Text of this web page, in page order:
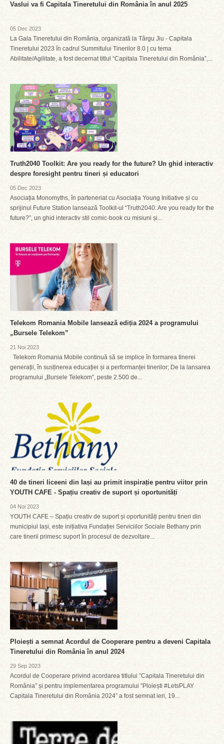
Vaslui va fi Capitala Tineretului din România în anul 2025
05 Dec 2023
La Gala Tineretului din România, organizată la Târgu Jiu - Capitala
Tineretului 2023 în cadrul Summitului Tinerilor 8.0 | cu tema
Abilitate/Agilitate, a fost decernat titlul “Capitala Tineretului din România”,...
Truth2040 Toolkit: Are you ready for the future? Un ghid interactiv
despre foresight pentru tineri și educatori
05 Dec 2023
Asociația Monomyths, în parteneriat cu Asociația Young Initiative și cu
sprijinul Future Station lansează Toolkit-ul “Truth2040: Are you ready for the
future?”, un ghid interactiv stil comic-book cu misiuni și...
Telekom Romania Mobile lansează ediția 2024 a programului
„Bursele Telekom”
21 Noi 2023
Telekom Romania Mobile continuă să se implice în formarea tinerei
generații, în susținerea educației și a performanței tinerilor; De la lansarea
programului „Bursele Telekom”, peste 2.500 de...
40 de tineri liceeni din Iași au primit inspirație pentru viitor prin
YOUTH CAFE - Spațiu creativ de suport și oportunități
04 Noi 2023
YOUTH CAFE – Spațiu creativ de suport și oportunități pentru tineri din
municipiul Iași, este inițiativa Fundației Serviciilor Sociale Bethany prin
care tinerii primesc suport în procesul de dezvoltare...
Ploiești a semnat Acordul de Cooperare pentru a deveni Capitala
Tineretului din România în anul 2024
29 Sep 2023
Acordul de Cooperare privind acordarea titlului ”Capitala Tineretului din
România” și pentru implementarea programului ”Ploiești #LetsPLAY
Capitala Tineretului din România 2024” a fost semnat ieri, 19...